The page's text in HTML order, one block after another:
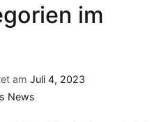
im
am Juli 4, 2023
News